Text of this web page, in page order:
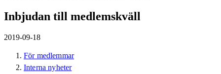
Inbjudan till medlemskväll
2019-09-18
För medlemmar
Interna nyheter